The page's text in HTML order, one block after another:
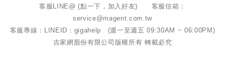
客服LINE@ (點一下，加入好友) 客服信箱：
service@magent.com.tw
客服專線：LINEID：gigahelp (週一至週五 09:30AM ~ 06:00PM)
吉家網股份有限公司 版權所有 轉載必究